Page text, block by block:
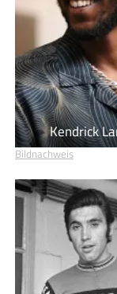
Kendrick
Bildnachweis